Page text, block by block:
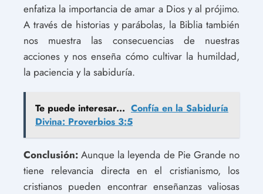
enfatiza la importancia de amar a Dios y al prójimo.
A través de historias y parábolas, la Biblia también
nos muestra las consecuencias de nuestras
acciones y nos enseña cómo cultivar la humildad,
la paciencia y la sabiduría.
Te puede interesar... Confía en la Sabiduría
Divina: Proverbios 3:5
Conclusión: Aunque la leyenda de Pie Grande no
tiene relevancia directa en el cristianismo, los
cristianos pueden encontrar enseñanzas valiosas